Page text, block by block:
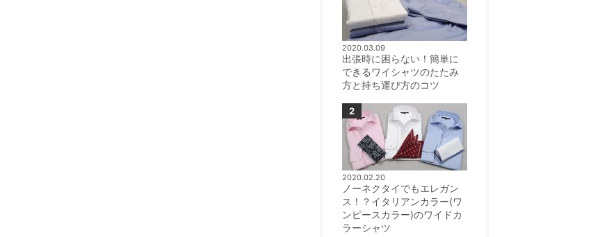
2020.03.09
出張時に困らない！簡単に
できるワイシャツのたたみ
方と持ち運び方のコツ
2020.02.20
ノーネクタイでもエレガン
ス！？イタリアンカラー(ワ
ンピースカラー)のワイドカ
ラーシャツ